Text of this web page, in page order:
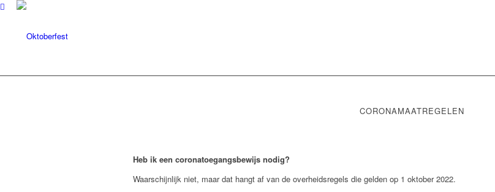
CORONAMAATREGELEN
Heb ik een coronatoegangsbewijs nodig?
Waarschijnlijk niet, maar dat hangt af van de overheidsregels die gelden op 1 oktober 2022.